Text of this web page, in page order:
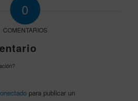
0
COMENTARIOS
para publicar un